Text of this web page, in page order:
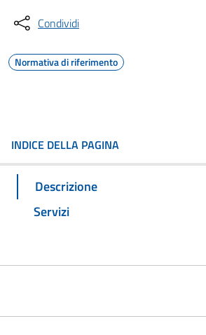
Condividi
Normativa di riferimento
INDICE DELLA PAGINA
Descrizione
Servizi